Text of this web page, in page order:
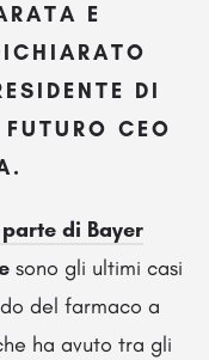
E
DI
CEO
.
di Bayer
sono gli ultimi casi
del farmaco a
ha avuto tra gli